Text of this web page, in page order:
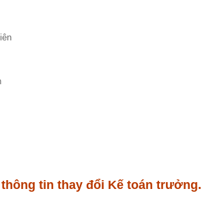
thông tin thay đổi Kế toán trưởng.